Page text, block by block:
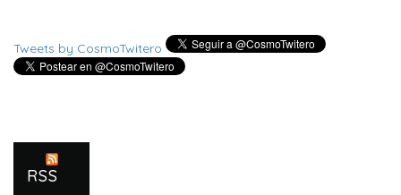
Tweets by CosmoTwitero
RSS